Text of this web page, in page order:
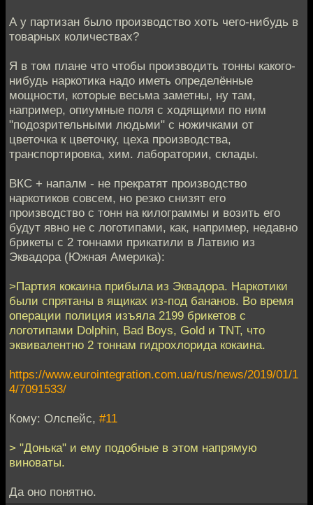
А у партизан было производство хоть чего-нибудь в
товарных количествах?
Я в том плане что чтобы производить тонны какого-
нибудь наркотика надо иметь определённые
мощности, которые весьма заметны, ну там,
например, опиумные поля с ходящими по ним
"подозрительными людьми" с ножичками от
цветочка к цветочку, цеха производства,
транспортировка, хим. лаборатории, склады.
ВКС + напалм - не прекратят производство
наркотиков совсем, но резко снизят его
производство с тонн на килограммы и возить его
будут явно не с логотипами, как, например, недавно
брикеты с 2 тоннами прикатили в Латвию из
Эквадора (Южная Америка):
>Партия кокаина прибыла из Эквадора. Наркотики
были спрятаны в ящиках из-под бананов. Во время
операции полиция изъяла 2199 брикетов с
логотипами Dolphin, Bad Boys, Gold и TNT, что
эквивалентно 2 тоннам гидрохлорида кокаина.
https://www.eurointegration.com.ua/rus/news/2019/01/1
4/7091533/
Кому: Олспейс, #11
> "Донька" и ему подобные в этом напрямую
виноваты.
Да оно понятно.